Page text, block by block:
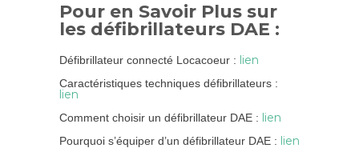
Pour en Savoir Plus sur
les défibrillateurs DAE :
Défibrillateur connecté Locacoeur : lien
Caractéristiques techniques défibrillateurs :
lien
Comment choisir un défibrillateur DAE : lien
Pourquoi s’équiper d’un défibrillateur DAE : lien